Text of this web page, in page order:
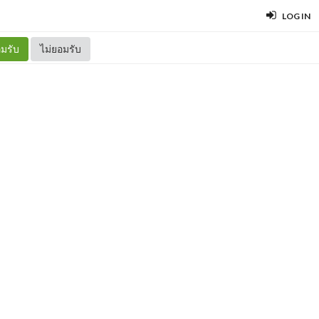
LOG IN
รับ ไม่ยอมรับ